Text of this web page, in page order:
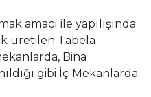
amacı ile yapılışında
üretilen Tabela
Bina
gibi İç Mekanlarda